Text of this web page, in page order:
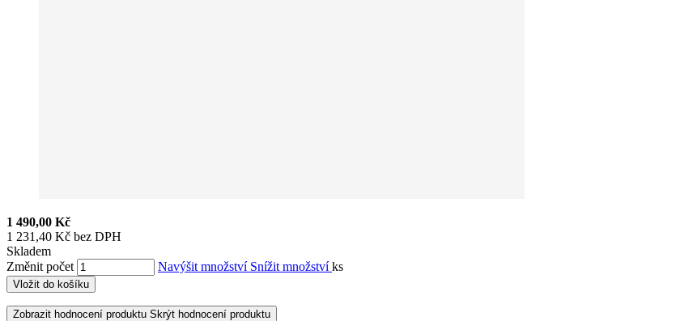
1 490,00 Kč
1 231,40 Kč bez DPH
Skladem
Změnit počet
Navýšit množství Snížit množstvíks
Vložit do košíku
Zobrazit hodnocení produktu Skrýt hodnocení produktu